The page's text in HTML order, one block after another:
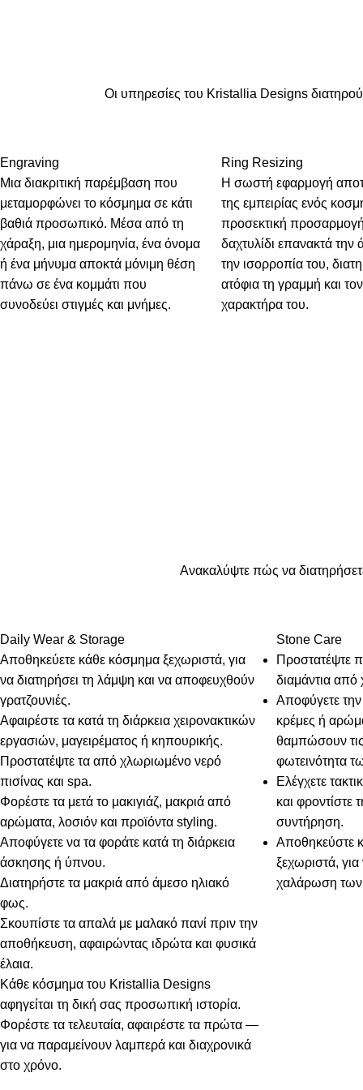
Οι υπηρεσίες του Kristallia Designs
Engraving
Μια διακριτική παρέμβαση που
μεταμορφώνει το κόσμημα σε κάτι
βαθιά προσωπικό. Μέσα από τη
χάραξη, μια ημερομηνία, ένα όνομα
ή ένα μήνυμα αποκτά μόνιμη θέση
πάνω σε ένα κομμάτι που
συνοδεύει στιγμές και μνήμες.
Ring Resizing
Η σωστή εφαρμογή
της εμπειρίας ενός
προσεκτική
δαχτυλίδι επανακτά την
την ισορροπία του,
ατόφια τη γραμμή και τον
χαρακτήρα του.
Aνακαλύψτε πώς να
Daily Wear & Storage
Αποθηκεύετε κάθε κόσμημα ξεχωριστά, για
να διατηρήσει τη λάμψη και να αποφευχθούν
γρατζουνιές.
Αφαιρέστε τα κατά τη διάρκεια χειρονακτικών
εργασιών, μαγειρέματος ή κηπουρικής.
Προστατέψτε τα από χλωριωμένο νερό
πισίνας και spa.
Φορέστε τα μετά το μακιγιάζ, μακριά από
αρώματα, λοσιόν και προϊόντα styling.
Αποφύγετε να τα φοράτε κατά τη διάρκεια
άσκησης ή ύπνου.
Διατηρήστε τα μακριά από άμεσο ηλιακό
φως.
Σκουπίστε τα απαλά με μαλακό πανί πριν την
αποθήκευση, αφαιρώντας ιδρώτα και φυσικά
έλαια.
Κάθε κόσμημα του Kristallia Designs
αφηγείται τη δική σας προσωπική ιστορία.
Φορέστε τα τελευταία, αφαιρέστε τα πρώτα —
για να παραμείνουν λαμπερά και διαχρονικά
στο χρόνο.
Stone Care
Προστατέψτε
διαμάντια από
Αποφύγετε
κρέμες ή
θαμπώσουν
φωτεινότητα
Ελέγχετε
και φροντίστε
συντήρηση.
Αποθηκεύστε
ξεχωριστά,
χαλάρωση των